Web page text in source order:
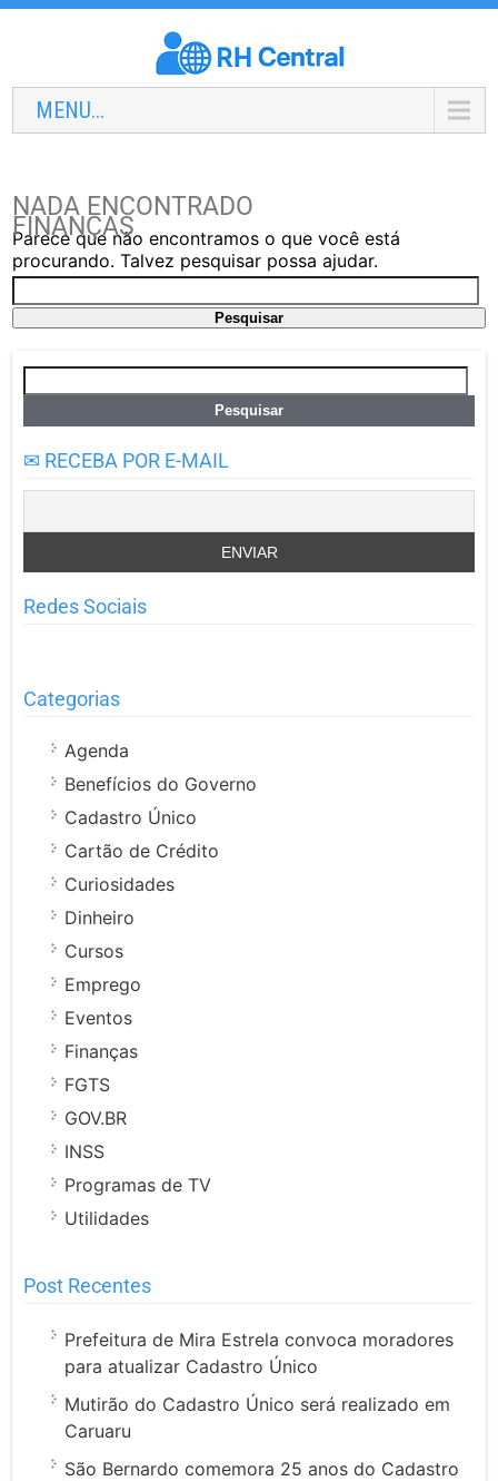
MENU...
FINANÇAS
NADA ENCONTRADO
Parece que não encontramos o que você está
procurando. Talvez pesquisar possa ajudar.
por:
por:
✉ RECEBA POR E-MAIL
Redes Sociais
Categorias
Agenda
Benefícios do Governo
Cadastro Único
Cartão de Crédito
Curiosidades
Dinheiro
Cursos
Emprego
Eventos
Finanças
FGTS
GOV.BR
INSS
Programas de TV
Utilidades
Post Recentes
Prefeitura de Mira Estrela convoca moradores
para atualizar Cadastro Único
Mutirão do Cadastro Único será realizado em
Caruaru
São Bernardo comemora 25 anos do Cadastro